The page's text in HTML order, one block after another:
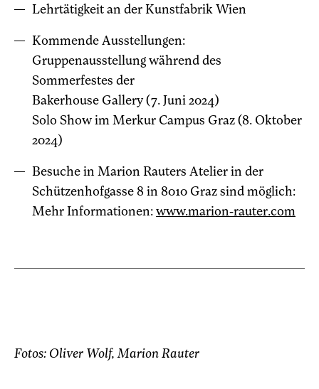
Lehrtätigkeit an der Kunstfabrik Wien
Kommende Ausstellungen:
Gruppenausstellung während des
Sommerfestes der
Bakerhouse Gallery (7. Juni 2024)
Solo Show im Merkur Campus Graz (8. Oktober
2024)
Besuche in Marion Rauters Atelier in der
Schützenhofgasse 8 in 8010 Graz sind möglich:
Mehr Informationen:www.marion-rauter.com
Fotos: Oliver Wolf, Marion Rauter